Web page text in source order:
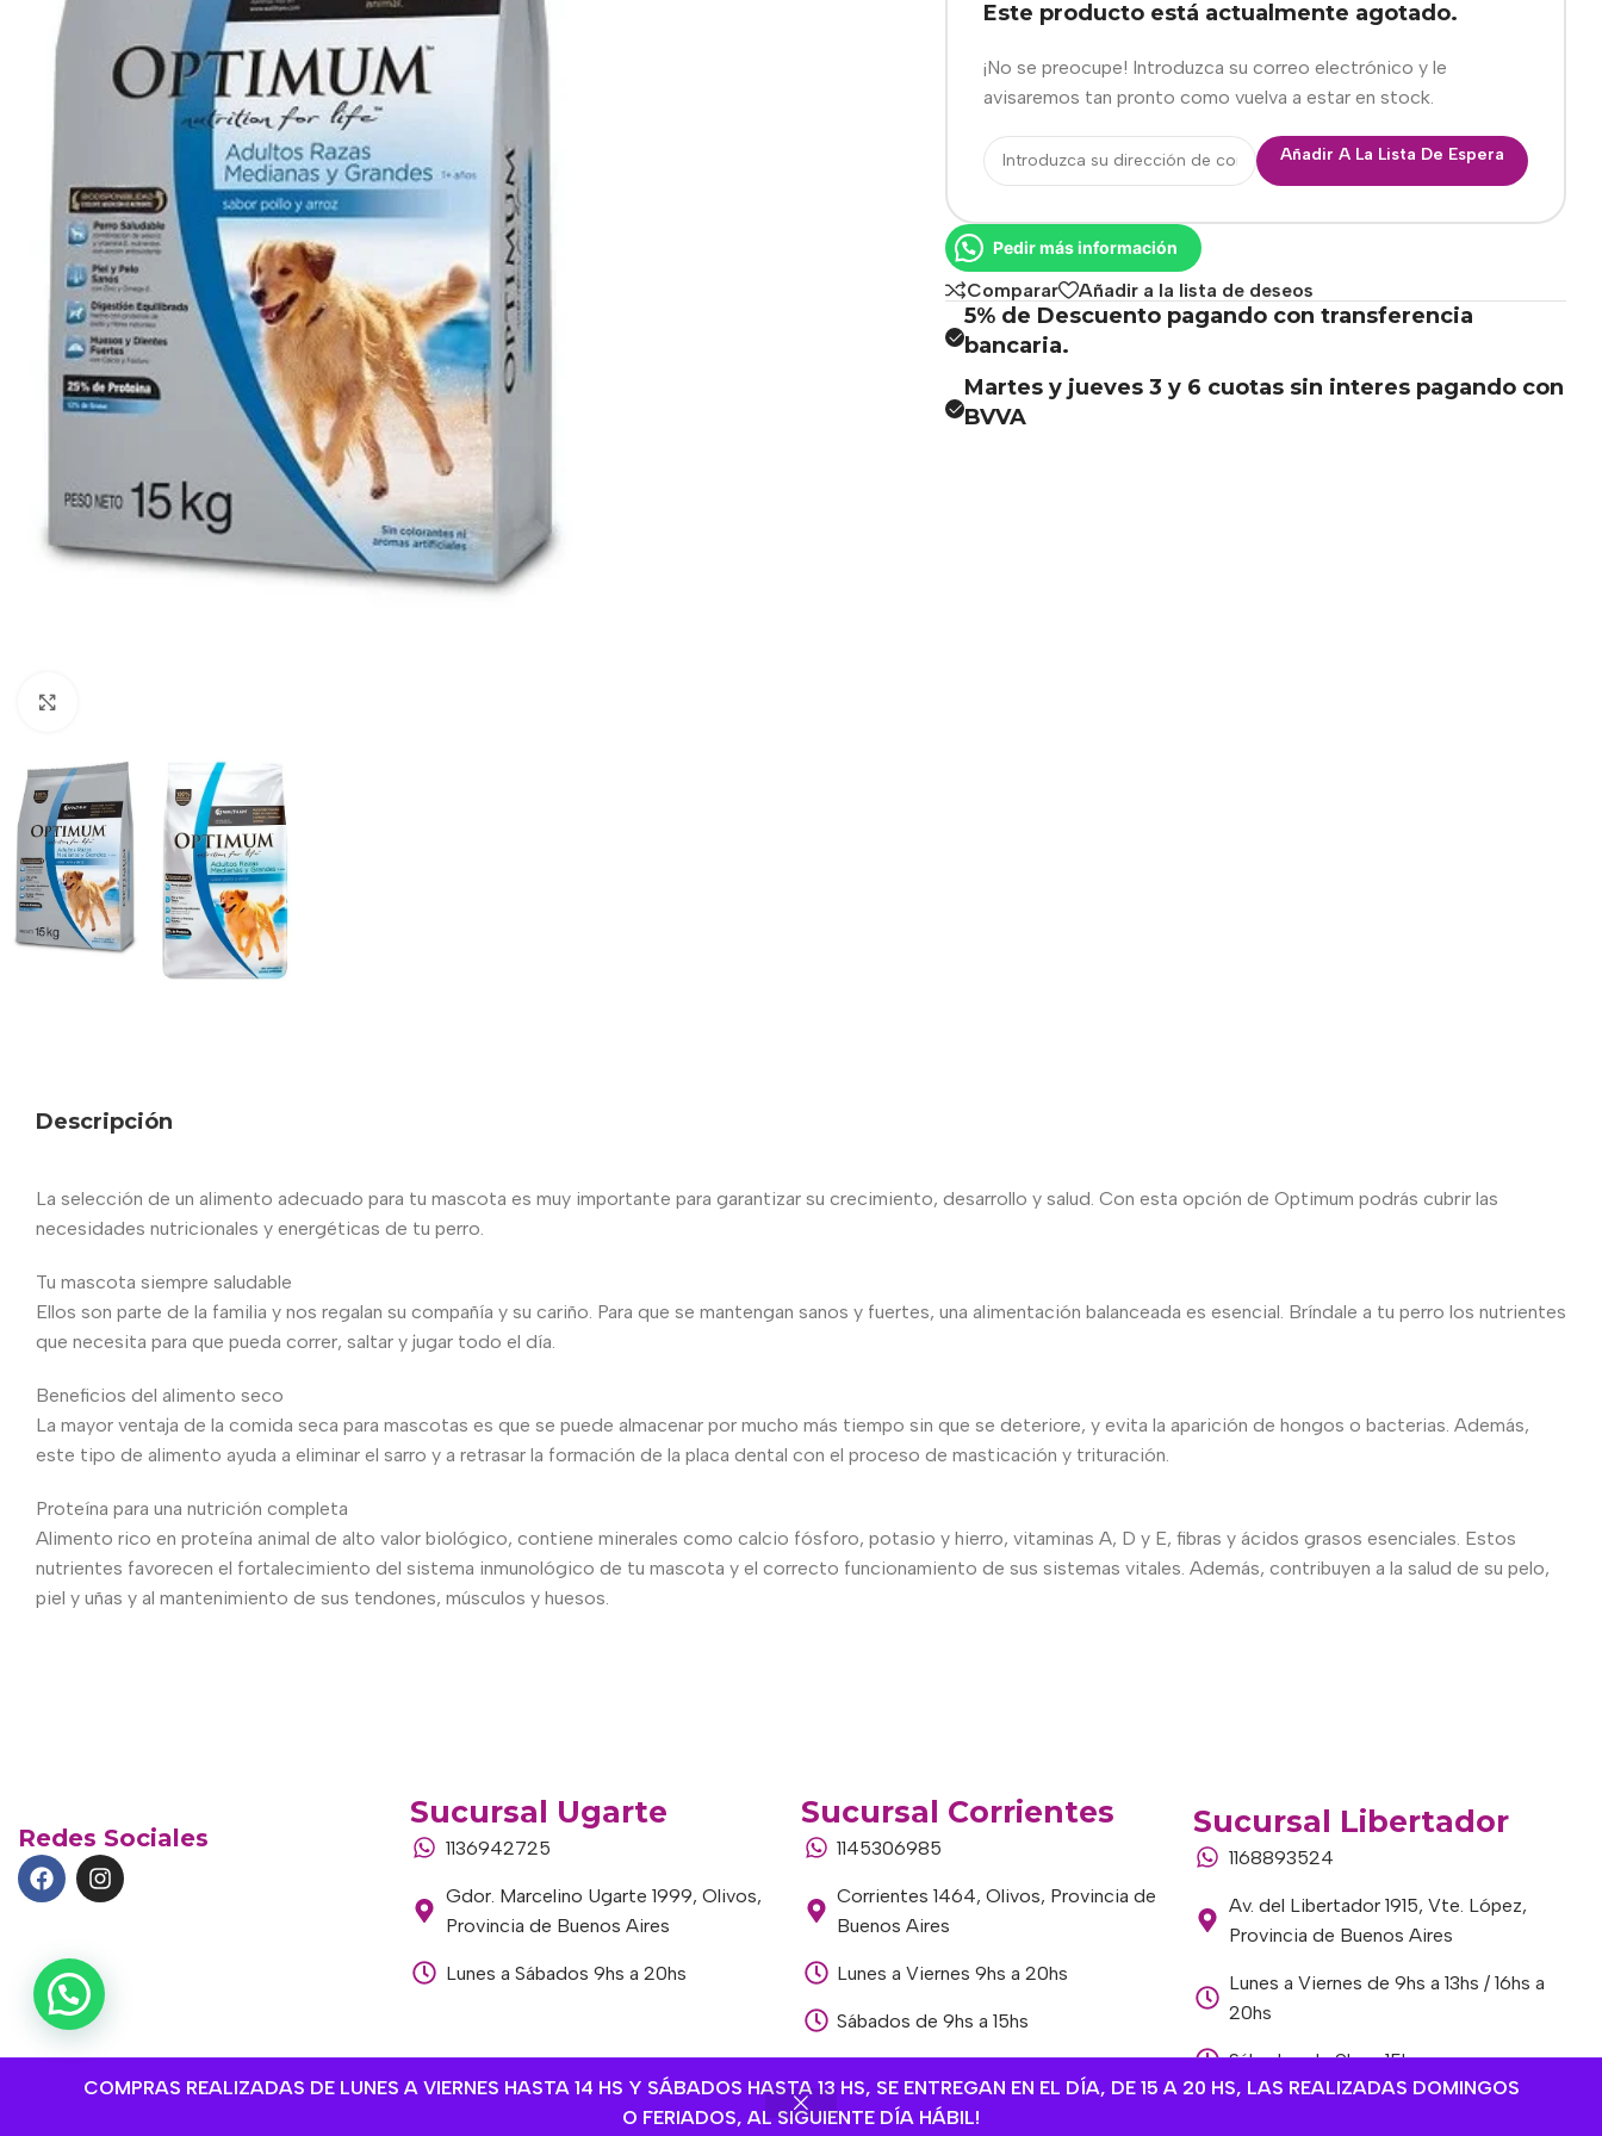
COMPRAS REALIZADAS DE LUNES A VIERNES HASTA 14 HS Y SÁBADOS HASTA 13 HS, SE ENTREGAN EN EL DÍA, DE 15 A 20 HS, LAS REALIZADAS DOMINGOS
O FERIADOS, AL SIGUIENTE DÍA HÁBIL!
Este producto está actualmente agotado.
¡No se preocupe! Introduzca su correo electrónico y le
avisaremos tan pronto como vuelva a estar en stock.
Añadir A La Lista De Espera
Pedir más información
Comparar Añadir a la lista de deseos
5% de Descuento pagando con transferencia
bancaria.
Martes y jueves 3 y 6 cuotas sin interes pagando con
BVVA
Descripción
La selección de un alimento adecuado para tu mascota es muy importante para garantizar su crecimiento, desarrollo y salud. Con esta opción de Optimum podrás cubrir las
necesidades nutricionales y energéticas de tu perro.
Tu mascota siempre saludable
Ellos son parte de la familia y nos regalan su compañía y su cariño. Para que se mantengan sanos y fuertes, una alimentación balanceada es esencial. Bríndale a tu perro los nutrientes
que necesita para que pueda correr, saltar y jugar todo el día.
Beneficios del alimento seco
La mayor ventaja de la comida seca para mascotas es que se puede almacenar por mucho más tiempo sin que se deteriore, y evita la aparición de hongos o bacterias. Además,
este tipo de alimento ayuda a eliminar el sarro y a retrasar la formación de la placa dental con el proceso de masticación y trituración.
Proteína para una nutrición completa
Alimento rico en proteína animal de alto valor biológico, contiene minerales como calcio fósforo, potasio y hierro, vitaminas A, D y E, fibras y ácidos grasos esenciales. Estos
nutrientes favorecen el fortalecimiento del sistema inmunológico de tu mascota y el correcto funcionamiento de sus sistemas vitales. Además, contribuyen a la salud de su pelo,
piel y uñas y al mantenimiento de sus tendones, músculos y huesos.
Redes Sociales
Sucursal Ugarte
1136942725
Gdor. Marcelino Ugarte 1999, Olivos,
Provincia de Buenos Aires
Lunes a Sábados 9hs a 20hs
Sucursal Corrientes
1145306985
Corrientes 1464, Olivos, Provincia de
Buenos Aires
Lunes a Viernes 9hs a 20hs
Sábados de 9hs a 15hs
Sucursal Libertador
1168893524
Av. del Libertador 1915, Vte. López,
Provincia de Buenos Aires
Lunes a Viernes de 9hs a 13hs / 16hs a
20hs
Sábados de 9hs a 15hs